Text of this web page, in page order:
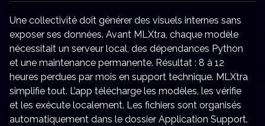
Une collectivité doit générer des visuels internes sans
exposer ses données. Avant MLXtra, chaque modèle
nécessitait un serveur local, des dépendances Python
et une maintenance permanente. Résultat : 8 à 12
heures perdues par mois en support technique. MLXtra
simplifie tout. L’app télécharge les modèles, les vérifie
et les exécute localement. Les fichiers sont organisés
automatiquement dans le dossier Application Support.